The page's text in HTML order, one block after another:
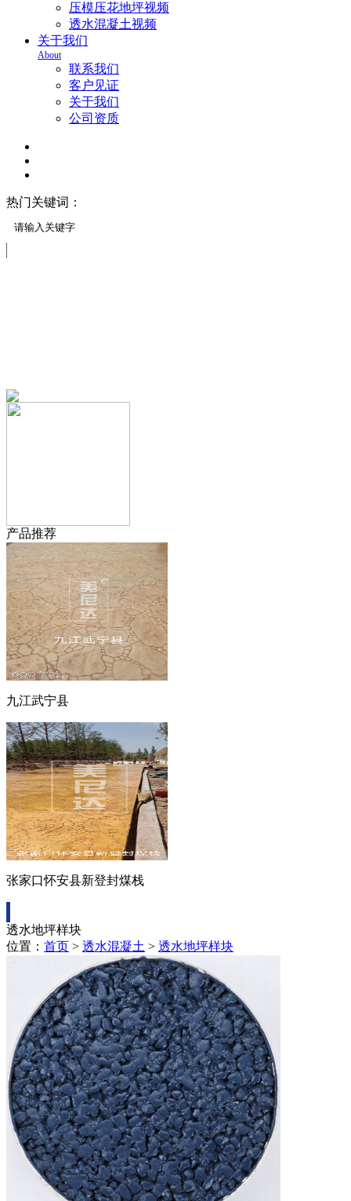
压模压花地坪视频
透水混凝土视频
关于我们
About
联系我们
客户见证
关于我们
公司资质
热门关键词：
产品推荐
九江武宁县
张家口怀安县新登封煤栈
透水地坪样块
位置： 首页 > 透水混凝土 > 透水地坪样块